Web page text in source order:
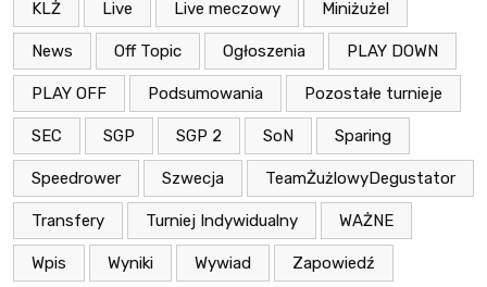
KLŻ Live Live meczowy Miniżużel
News Off Topic Ogłoszenia PLAY DOWN
PLAY OFF Podsumowania Pozostałe turnieje
SEC SGP SGP 2 SoN Sparing
Speedrower Szwecja TeamŻużlowyDegustator
Transfery Turniej Indywidualny WAŻNE
Wpis Wyniki Wywiad Zapowiedź